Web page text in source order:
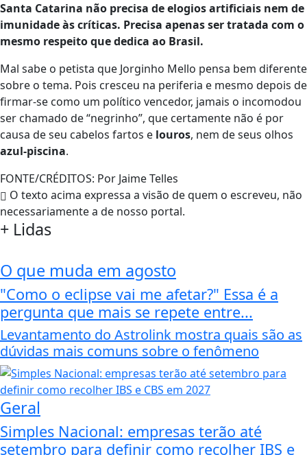
Santa Catarina não precisa de elogios artificiais nem de
imunidade às críticas. Precisa apenas ser tratada com o
mesmo respeito que dedica ao Brasil.
Mal sabe o petista que Jorginho Mello pensa bem diferente
sobre o tema. Pois cresceu na periferia e mesmo depois de
firmar-se como um político vencedor, jamais o incomodou
ser chamado de “negrinho”, que certamente não é por
causa de seu cabelos fartos e louros, nem de seus olhos
azul-piscina.
FONTE/CRÉDITOS: Por Jaime Telles
O texto acima expressa a visão de quem o escreveu, não
necessariamente a de nosso portal.
+ Lidas
O que muda em agosto
"Como o eclipse vai me afetar?" Essa é a
pergunta que mais se repete entre...
Levantamento do Astrolink mostra quais são as
dúvidas mais comuns sobre o fenômeno
Geral
Simples Nacional: empresas terão até
setembro para definir como recolher IBS e